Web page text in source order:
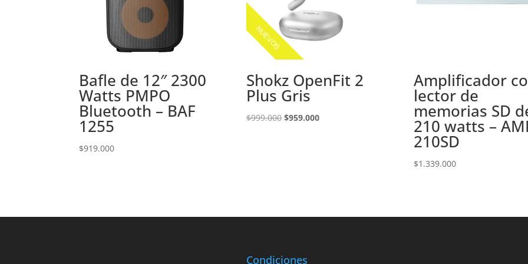
Bafle de 12″ 2300
Watts PMPO
Bluetooth – BAF
1255
$919.000
NUEVOS
Shokz OpenFit 2
Plus Gris
$999.000 El
$959.000El
Amplificador
lector de
memorias SD
210 watts –
210SD
$1.339.000
Condiciones